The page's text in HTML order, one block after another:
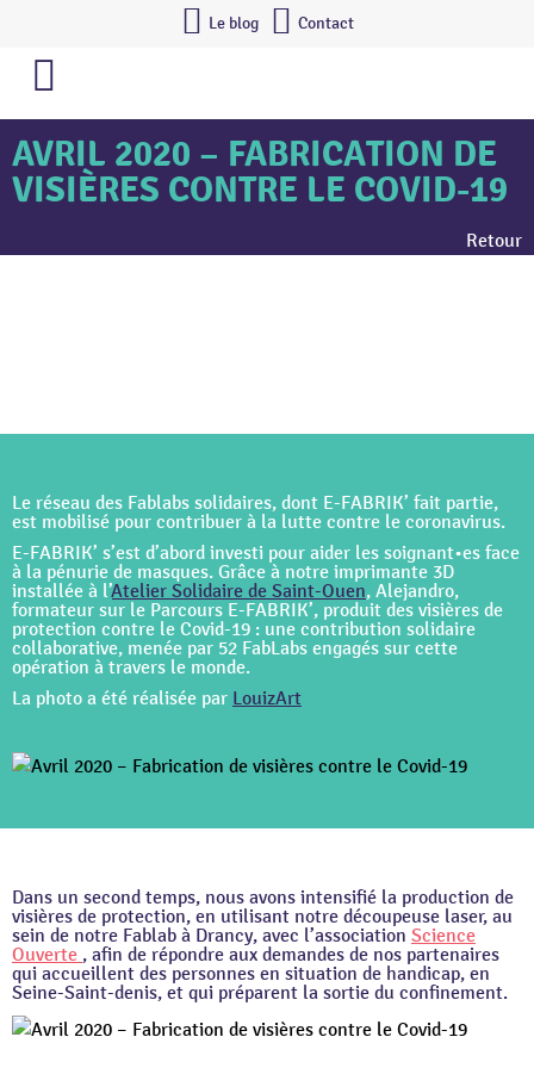
Le blog Contact
AVRIL 2020 – FABRICATION DE
VISIÈRES CONTRE LE COVID-19
Retour
Le réseau des Fablabs solidaires, dont E-FABRIK’ fait partie,
est mobilisé pour contribuer à la lutte contre le coronavirus.
E-FABRIK’ s’est d’abord investi pour aider les soignant•es face
à la pénurie de masques. Grâce à notre imprimante 3D
installée à l’Atelier Solidaire de Saint-Ouen, Alejandro,
formateur sur le Parcours E-FABRIK’, produit des visières de
protection contre le Covid-19 : une contribution solidaire
collaborative, menée par 52 FabLabs engagés sur cette
opération à travers le monde.
La photo a été réalisée par LouizArt
Dans un second temps, nous avons intensifié la production de
visières de protection, en utilisant notre découpeuse laser, au
sein de notre Fablab à Drancy, avec l’association Science
Ouverte , afin de répondre aux demandes de nos partenaires
qui accueillent des personnes en situation de handicap, en
Seine-Saint-denis, et qui préparent la sortie du confinement.